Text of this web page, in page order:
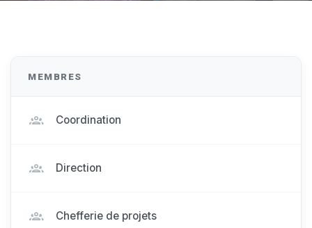
MEMBRES
Coordination
Direction
Chefferie de projets